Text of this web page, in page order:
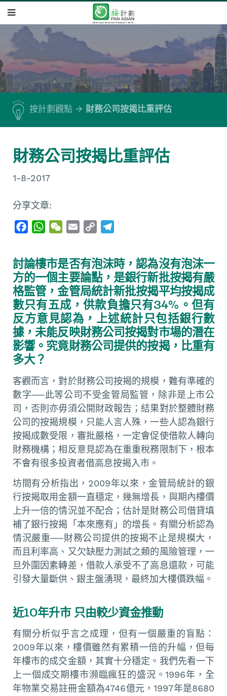
按計劃觀點 財務公司按揭比重評估
財務公司按揭比重評估
1-8-2017
分享文章:
e
b
o
o
k
W
t
s
A
p
p
W
h
a
t
i
l
y
L
i
n
e
g
r
a
m
討論樓市是否有泡沫時，認為沒有泡沫一
方的一個主要論點，是銀行新批按揭有嚴
格監管，金管局統計新批按揭平均按揭成
數只有五成，供款負擔只有34%。但有
反方意見認為，上述統計只包括銀行數
據，未能反映財務公司按揭對市場的潛在
影響。究竟財務公司提供的按揭，比重有
多大？
客觀而言，對於財務公司按揭的規模，難有準確的
數字──此等公司不受金管局監管，除非是上市公
司，否則亦毋須公開財政報告；結果對於整體財務
公司的按揭規模，只能人言人殊，一些人認為銀行
按揭成數受限，審批嚴格，一定會促使借款人轉向
財務機構；相反意見認為在重重稅務限制下，根本
不會有很多投資者借高息按揭入市。
坊間有分析指出，2009年以來，金管局統計的銀
行按揭取用金額一直穩定，幾無增長，與期內樓價
上升一倍的情況並不配合；估計是財務公司借貸填
補了銀行按揭「本來應有」的增長。有關分析認為
情況嚴重──財務公司提供的按揭不止是規模大，
而且利率高、又欠缺壓力測試之類的風險管理，一
旦外圍因素轉差，借款人承受不了高息還款，可能
引發大量斷供、銀主盤湧現，最終加大樓價跌幅。
近10年升市 只由較少資金推動
有關分析似乎言之成理，但有一個嚴重的盲點：
2009年以來，樓價雖然有累積一倍的升幅，但每
年樓市的成交金額，其實十分穩定。我們先看一下
上一個成交期樓市瀕臨瘋狂的盛況。1996年，全
年物業交易註冊金額為4746億元，1997年是8680